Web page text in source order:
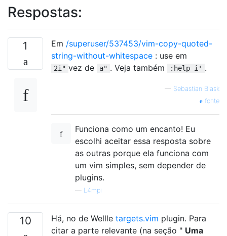
Respostas:
1 Em /superuser/537453/vim-copy-quoted-
string-without-whitespace : use em
2i" vez de a" . Veja também :help i' .
— Sebastian Blask
fonte
Funciona como um encanto! Eu
escolhi aceitar essa resposta sobre
as outras porque ela funciona com
um vim simples, sem depender de
plugins.
— L4mpi
10 Há, no de Wellle targets.vim plugin. Para
citar a parte relevante (na seção " Uma